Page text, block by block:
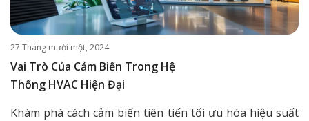
27 Tháng mười một, 2024
Vai Trò Của Cảm Biến Trong Hệ
Thống HVAC Hiện Đại
Khám phá cách cảm biến tiên tiến tối ưu hóa hiệu suất